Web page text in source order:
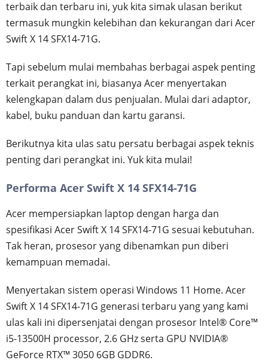
terbaik dan terbaru ini, yuk kita simak ulasan berikut
termasuk mungkin kelebihan dan kekurangan dari Acer
Swift X 14 SFX14-71G.
Tapi sebelum mulai membahas berbagai aspek penting
terkait perangkat ini, biasanya Acer menyertakan
kelengkapan dalam dus penjualan. Mulai dari adaptor,
kabel, buku panduan dan kartu garansi.
Berikutnya kita ulas satu persatu berbagai aspek teknis
penting dari perangkat ini. Yuk kita mulai!
Performa Acer Swift X 14 SFX14-71G
Acer mempersiapkan laptop dengan harga dan
spesifikasi Acer Swift X 14 SFX14-71G sesuai kebutuhan.
Tak heran, prosesor yang dibenamkan pun diberi
kemampuan memadai.
Menyertakan sistem operasi Windows 11 Home. Acer
Swift X 14 SFX14-71G generasi terbaru yang yang kami
ulas kali ini dipersenjatai dengan prosesor Intel® Core™
i5-13500H processor, 2.6 GHz serta GPU NVIDIA®
GeForce RTX™ 3050 6GB GDDR6.